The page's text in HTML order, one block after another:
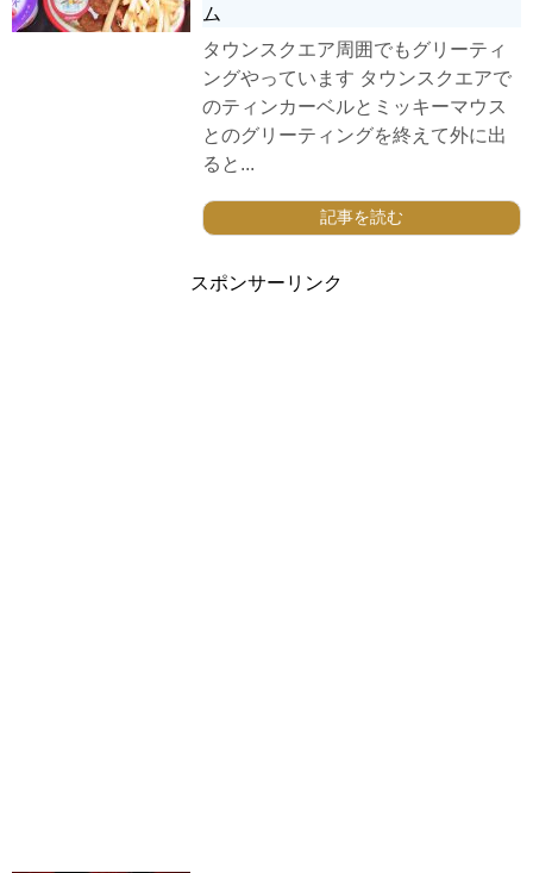
ム
タウンスクエア周囲でもグリーティ
ングやっています タウンスクエアで
のティンカーベルとミッキーマウス
とのグリーティングを終えて外に出
ると...
記事を読む
スポンサーリンク